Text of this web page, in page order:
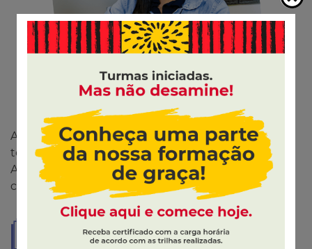
Antes de eu conhecer o EduLivre eu estava
tentando entrar no mercado, mas nada dava certo.
Aí, através das Trilhas de Oportunidades eu
consegui o meu primeiro emprego!
OPORTUNIDADES